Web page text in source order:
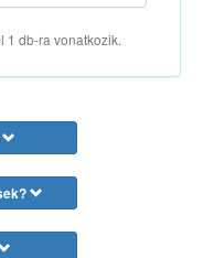
1 db-ra vonatkozik.